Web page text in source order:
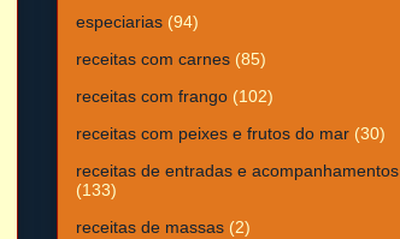
especiarias (94)
receitas com carnes (85)
receitas com frango (102)
receitas com peixes e frutos do mar (30)
receitas de entradas e acompanhamentos
(133)
receitas de massas (2)